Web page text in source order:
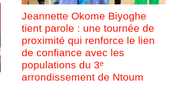
Jeannette Okome Biyoghe
tient parole : une tournée de
proximité qui renforce le lien
de confiance avec les
populations du 3ᵉ
arrondissement de Ntoum